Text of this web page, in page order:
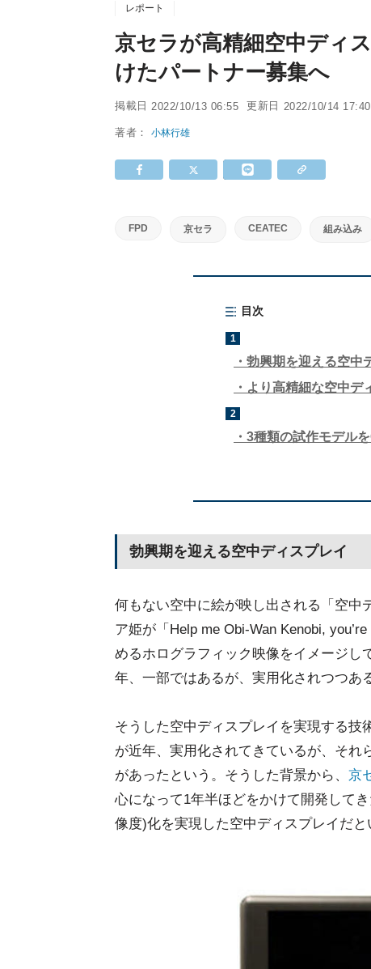
レポート
京セラが高精細空中ディ
けたパートナー募集へ
掲載日 2022/10/13 06:55 更新日 2022/10/14 17:40
著者：小林行雄
FPD 京セラ CEATEC 組み込み
目次
1
勃興期を迎える空中
より高精細な空中デ
2
3種類の試作モデル
勃興期を迎える空中ディスプレイ
何もない空中に絵が映し出される「空中
ア姫が「Help me Obi-Wan Kenobi,
めるホログラフィック映像をイメージし
年、一部ではあるが、実用化されつつあ
そうした空中ディスプレイを実現する
が近年、実用化されてきているが、それ
があったという。そうした背景から、 京
心になって1年半ほどをかけて開発して
像度)化を実現した空中ディスプレイだと